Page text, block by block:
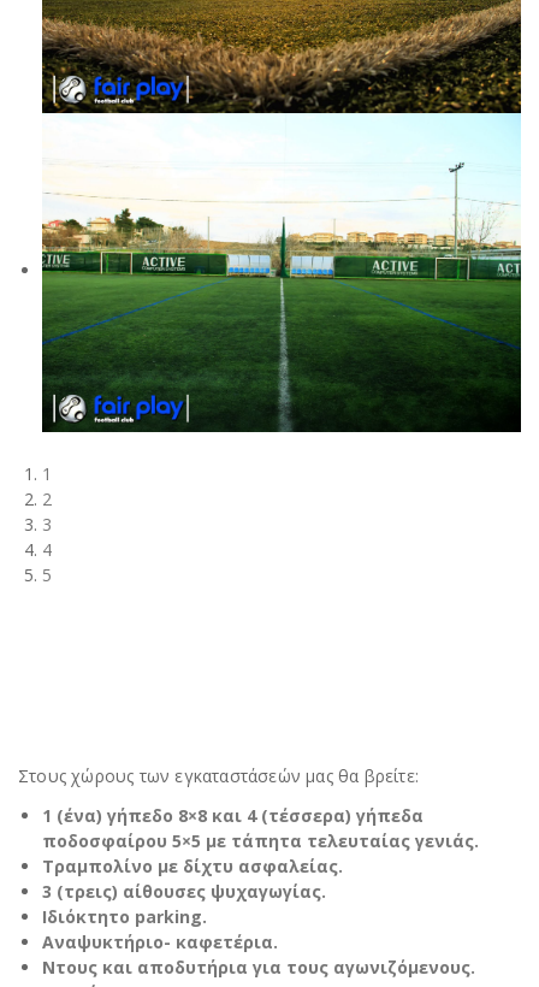
1
2
3
4
5
Στους χώρους των εγκαταστάσεών μας θα βρείτε:
1 (ένα) γήπεδο 8×8 και 4 (τέσσερα) γήπεδα
ποδοσφαίρου 5×5 με τάπητα τελευταίας γενιάς.
Τραμπολίνο με δίχτυ ασφαλείας.
3 (τρεις) αίθουσες ψυχαγωγίας.
Ιδιόκτητο parking.
Αναψυκτήριο- καφετέρια.
Ντους και αποδυτήρια για τους αγωνιζόμενους.